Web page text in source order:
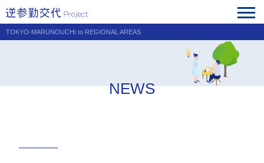
TOKYO-MARUNOUCHI to REGIONAL AREAS
NEWS